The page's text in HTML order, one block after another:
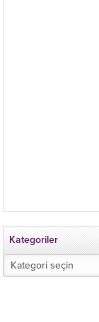
Kategoriler
Kategoriler